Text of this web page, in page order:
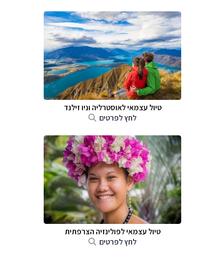
טיול עצמאי לאוסטרליה וניו זילנד
לחץ לפרטים
טיול עצמאי לפולינזיה הצרפתית
לחץ לפרטים